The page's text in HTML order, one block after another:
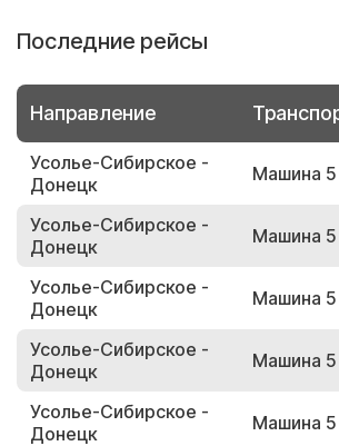
Последние рейсы
Направление
Усолье-Сибирское -
Донецк
Машина 5
Усолье-Сибирское -
Донецк
Машина 5
Усолье-Сибирское -
Донецк
Машина 5
Усолье-Сибирское -
Донецк
Машина 5
Усолье-Сибирское -
Донецк
Машина 5